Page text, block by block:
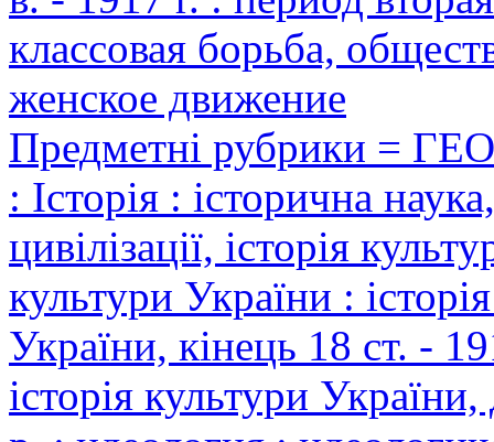
классовая борьба,
женское движение
Предметні рубрики =
: Історія : історична
цивілізації, історія
культури України :
України, кінець 18 ст. -
історія культури